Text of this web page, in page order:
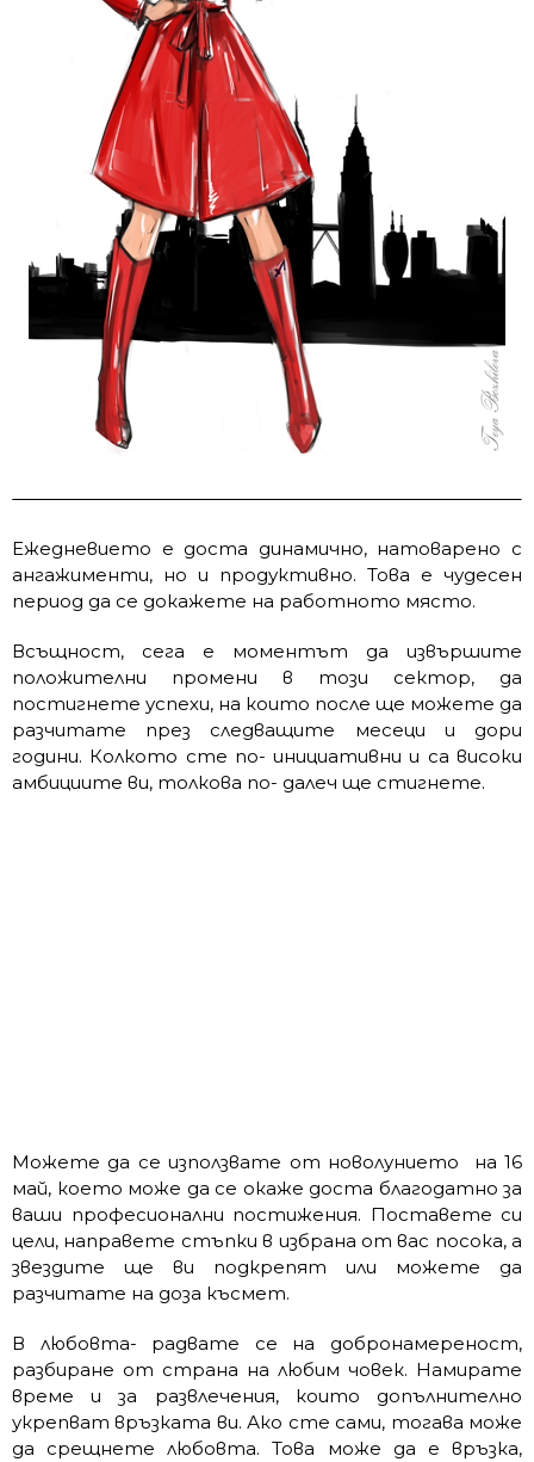
Ежедневието е доста динамично, натоварено с
ангажименти, но и продуктивно. Това е чудесен
период да се докажете на работното място.
Всъщност, сега е моментът да извършите
положителни промени в този сектор, да
постигнете успехи, на които после ще можете да
разчитате през следващите месеци и дори
години. Колкото сте по- инициативни и са високи
амбициите ви, толкова по- далеч ще стигнете.
Можете да се използвате от новолунието на 16
май, което може да се окаже доста благодатно за
ваши професионални постижения. Поставете си
цели, направете стъпки в избрана от вас посока, а
звездите ще ви подкрепят или можете да
разчитате на доза късмет.
В любовта- радвате се на добронамереност,
разбиране от страна на любим човек. Намирате
време и за развлечения, които допълнително
укрепват връзката ви. Ако сте сами, тогава може
да срещнете любовта. Това може да е връзка,